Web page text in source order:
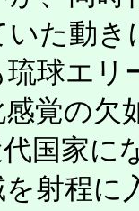
た動
球エリ
覚の欠
国家に
射程に